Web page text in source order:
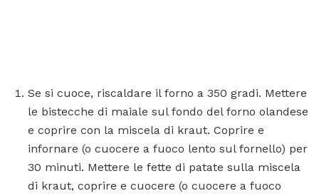
Se si cuoce, riscaldare il forno a 350 gradi. Mettere
le bistecche di maiale sul fondo del forno olandese
e coprire con la miscela di kraut. Coprire e
infornare (o cuocere a fuoco lento sul fornello) per
30 minuti. Mettere le fette di patate sulla miscela
di kraut, coprire e cuocere (o cuocere a fuoco